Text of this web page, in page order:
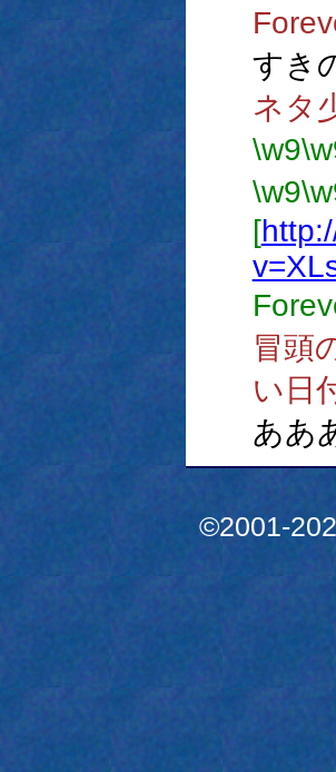
すき
ネタ
\w9
\w9
[
冒頭
い日
ああ
©2001-